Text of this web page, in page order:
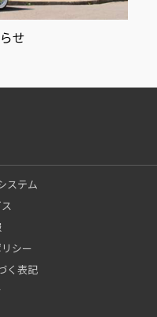
せ
ステム
シー
く表記